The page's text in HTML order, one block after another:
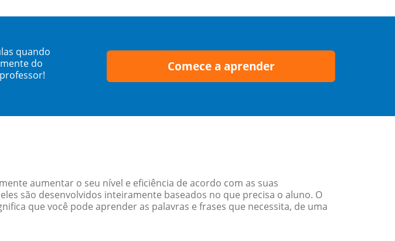
quando
do
Comece a aprender
aumentar o seu nível e eficiência de acordo com as suas
são desenvolvidos inteiramente baseados no que precisa o aluno. O
que você pode aprender as palavras e frases que necessita, de uma